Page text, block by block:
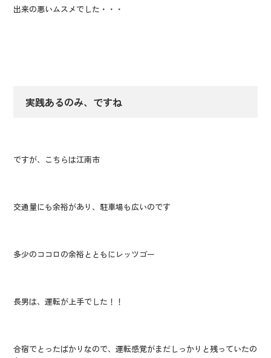
出来の悪いムスメでした・・・
実践あるのみ、ですね
ですが、こちらは江南市
交通量にも余裕があり、駐車場も広いのです
多少のココロの余裕とともにレッツゴー
長男は、運転が上手でした！！
合宿でとったばかりなので、運転感覚がまだしっかりと残っていたの